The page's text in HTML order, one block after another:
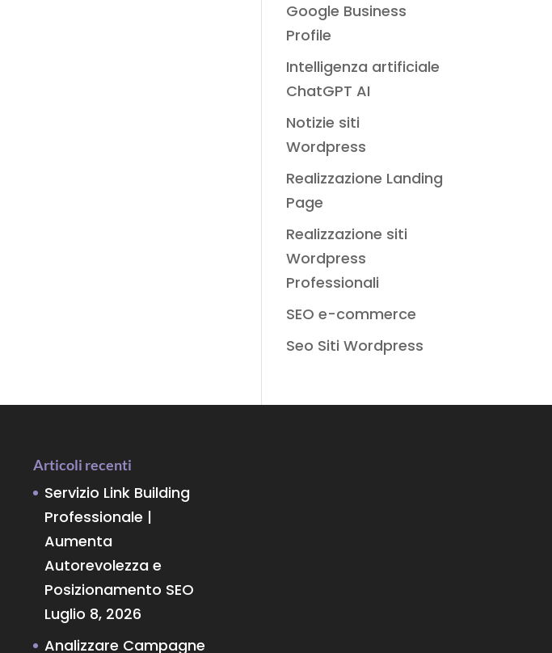
Google Business
Profile
Intelligenza artificiale
ChatGPT AI
Notizie siti
Wordpress
Realizzazione Landing
Page
Realizzazione siti
Wordpress
Professionali
SEO e-commerce
Seo Siti Wordpress
Articoli recenti
Servizio Link Building
Professionale |
Aumenta
Autorevolezza e
Posizionamento SEO
Luglio 8, 2026
Analizzare Campagne